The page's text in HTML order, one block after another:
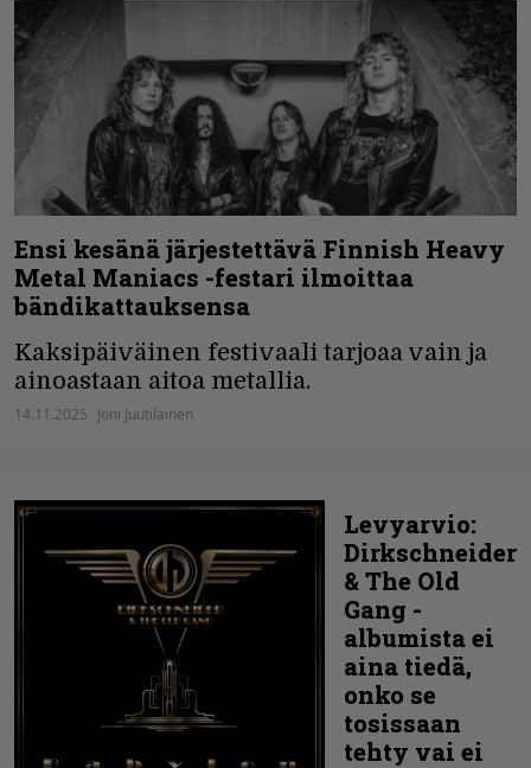
Ensi kesänä järjestettävä Finnish Heavy
Metal Maniacs -festari ilmoittaa
bändikattauksensa
Kaksipäiväinen festivaali tarjoaa vain ja
ainoastaan aitoa metallia.
14.11.2025 Joni Juutilainen
Levyarvio:
Dirkschneider
& The Old
Gang -
albumista ei
aina tiedä,
onko se
tosissaan
tehty vai ei